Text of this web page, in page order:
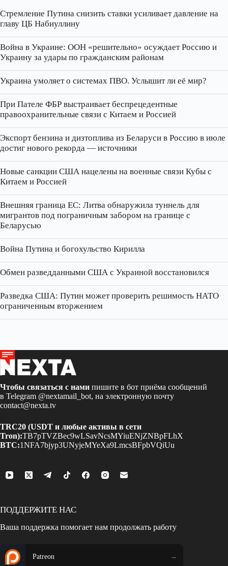
Стремление Путина снизить ставки усиливает давление на
главу ЦБ Набиуллину
Война в Украине: ООН «решительно» осуждает Россию и
Украину за удары по гражданским районам
Украина умоляет о системах ПВО. Услышит ли её мир?
При Пателе ФБР выстраивает беспрецедентные
правоохранительные связи с Китаем и Россией
Экспорт бензина и дизтоплива из Беларуси в Россию в июле
достиг нового рекорда — источники
Новые санкции США нацелены на военные связи Кубы с
Китаем и Россией
Внешняя граница ЕС: Литва обнаружила туннель для
мигрантов под пограничным забором на границе с
Беларусью
Война Путина и богохульство Кирилла
Обмен разведданными США с Украиной восстановился
Разведка США: Путин может проверить решимость НАТО
ограниченным вторжением
Чтобы связаться с нами пишите в бот приёма сообщений
в Telegram @nextamail_bot, на электронную почту
contact@nexta.tv
TRC20 (USDT и любые активы в сети
Tron):TB7pTVZBec9wLSavNcsMYiuENjZNBpFLhX
BTC:1NFA7bjyp3UNyjeMYeXa9LmcsBFpbVQiUu
ПОДДЕРЖИТЕ НАС
Ваша поддержка помогает нам продолжать работу
Patreon